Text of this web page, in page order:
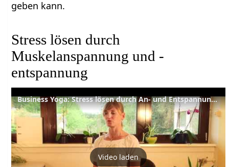
geben kann.
Stress lösen durch
Muskelanspannung und -
entspannung
Business Yoga: Stress lösen durch An- und Entspannung der Muskeln
Video laden